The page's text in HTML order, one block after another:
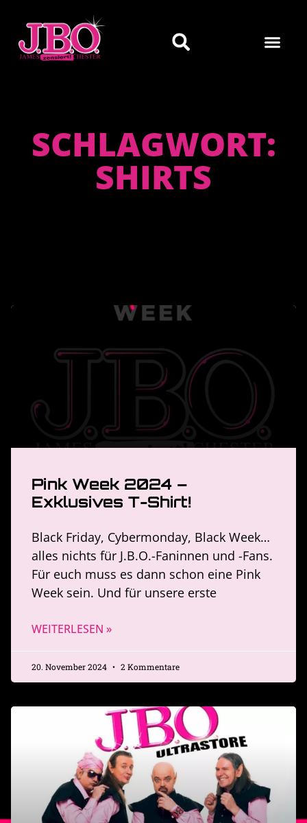
SCHLAGWORT:
SHIRTS
Pink Week 2024 –
Exklusives T-Shirt!
Black Friday, Cybermonday, Black Week…
alles nichts für J.B.O.-Faninnen und -Fans.
Für euch muss es dann schon eine Pink
Week sein. Und für unsere erste
WEITERLESEN »
20. November 2024 2 Kommentare